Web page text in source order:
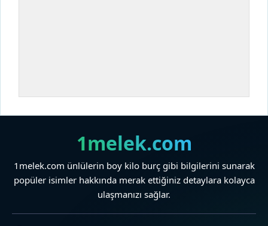
1melek.com
1melek.com ünlülerin boy kilo burç gibi bilgilerini sunarak
popüler isimler hakkında merak ettiğiniz detaylara kolayca
ulaşmanızı sağlar.